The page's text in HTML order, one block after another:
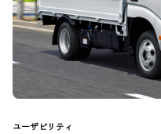
ユーザビリティ